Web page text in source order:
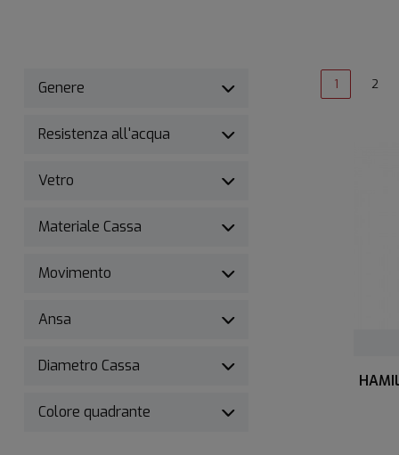
Genere
Resistenza all'acqua
Vetro
Materiale Cassa
Movimento
Ansa
Diametro Cassa
Colore quadrante
1 2